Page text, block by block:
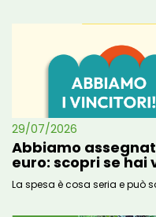
29/07/2026
Abbiamo
euro: scopri se hai
La spesa è cosa seria e può